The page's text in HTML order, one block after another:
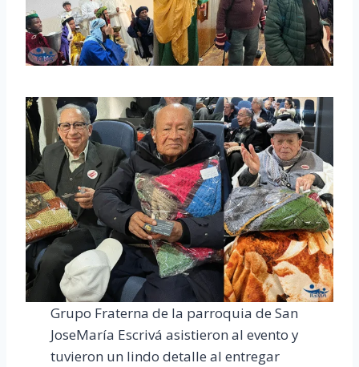
Grupo Fraterna de la parroquia de San
JoseMaría Escrivá asistieron al evento y
tuvieron un lindo detalle al entregar